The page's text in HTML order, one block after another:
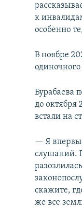
к
особенно
В ноябре
Бурабаева
до октября
встали на
— Я
слушаний.
скажите,
же все